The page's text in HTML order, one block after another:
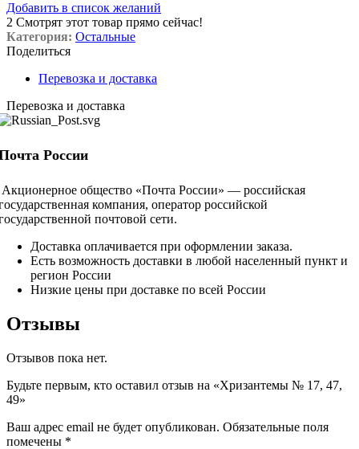
Добавить в список желаний
2 Смотрят этот товар прямо сейчас!
Категория: Остальные
Поделиться
Перевозка и доставка
Перевозка и доставка
России
общество «Почта России» — российская
компания, оператор российской
почтовой сети.
Доставка оплачивается при оформлении заказа.
Есть возможность доставки в любой населенный пункт и
регион России
Низкие цены при доставке по всей России
Отзывы
Отзывов пока нет.
Будьте первым, кто оставил отзыв на «Хризантемы № 17, 47,
49»
Ваш адрес email не будет опубликован. Обязательные поля
помечены *